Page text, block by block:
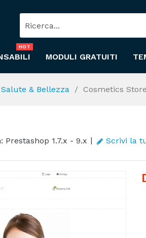
HOT
MODULI GRATUITI
Salute & Bellezza Cosmetics Store
Prestashop 1.7.x - 9.x Scrivi la